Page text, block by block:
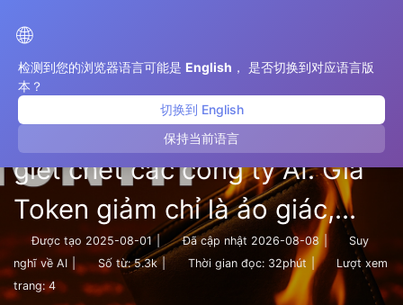
🌐
检测到您的浏览器语言可能是 English ， 是否切换到对应语言版
本？
切换到 English
保持当前语言
“Gói thuê bao 20 đô la” đang
giết chết các công ty AI. Giá
Token giảm chỉ là ảo giác,
điều khiến AI thực sự đắt đỏ
chính là lòng tham của bạn —
Được tạo 2025-08-01 | Đã cập nhật 2026-08-08
Suy
nghĩ về AI | Số từ: 5.3k | Thời gian đọc: 32phút |
Lượt xem
trang: 4